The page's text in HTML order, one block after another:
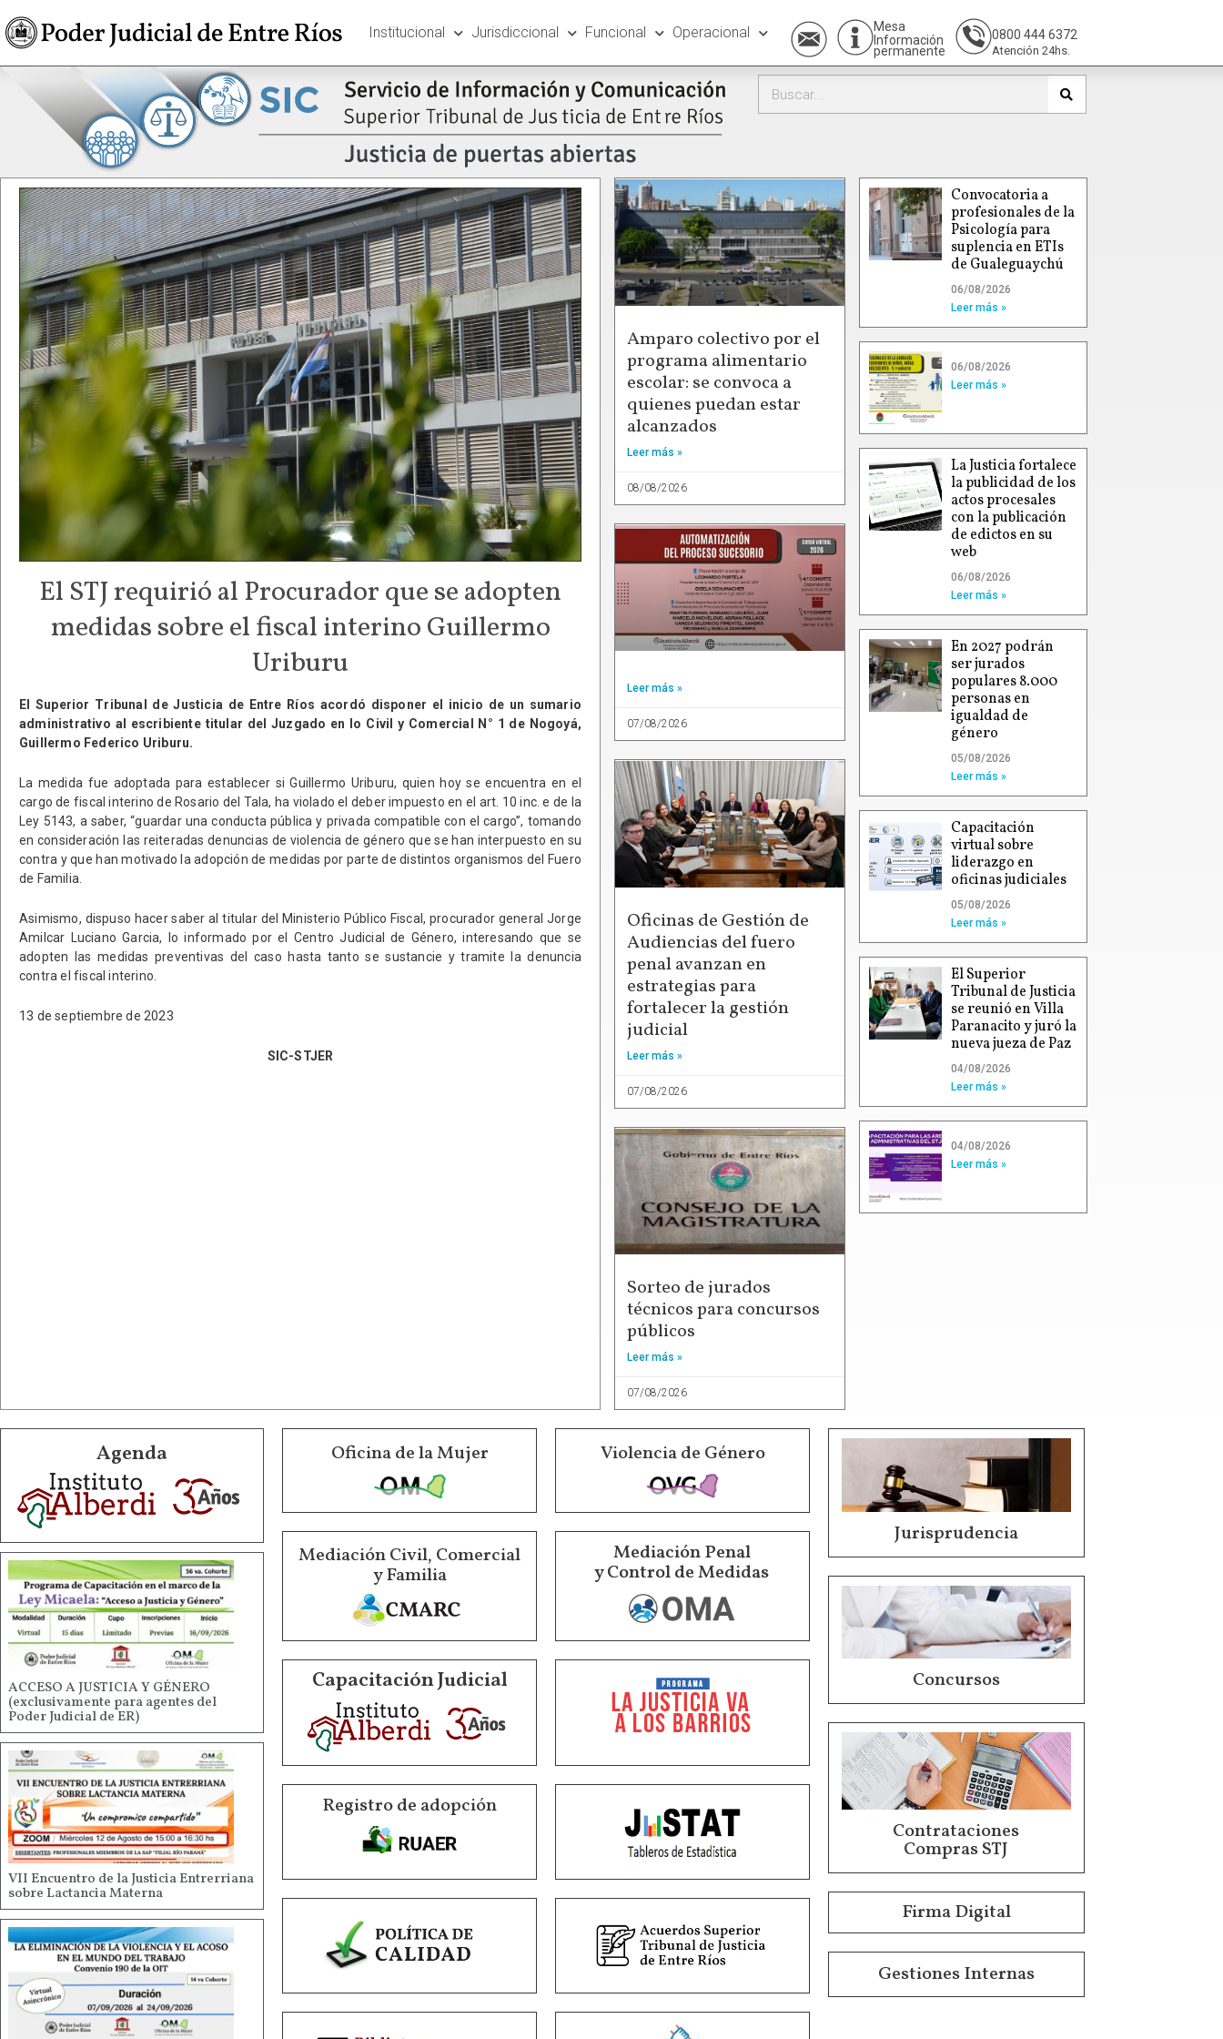
Institucional Jurisdiccional Funcional Operacional
Mesa
Información
permanente
0800 444 6372
Atención 24hs.
El STJ requirió al Procurador que se adopten
medidas sobre el fiscal interino Guillermo
Uriburu
El Superior Tribunal de Justicia de Entre Ríos acordó disponer el inicio de un sumario
administrativo al escribiente titular del Juzgado en lo Civil y Comercial N° 1 de Nogoyá,
Guillermo Federico Uriburu.
La medida fue adoptada para establecer si Guillermo Uriburu, quien hoy se encuentra en el
cargo de fiscal interino de Rosario del Tala, ha violado el deber impuesto en el art. 10 inc. e de la
Ley 5143, a saber, “guardar una conducta pública y privada compatible con el cargo”, tomando
en consideración las reiteradas denuncias de violencia de género que se han interpuesto en su
contra y que han motivado la adopción de medidas por parte de distintos organismos del Fuero
de Familia.
Asimismo, dispuso hacer saber al titular del Ministerio Público Fiscal, procurador general Jorge
Amilcar Luciano Garcia, lo informado por el Centro Judicial de Género, interesando que se
adopten las medidas preventivas del caso hasta tanto se sustancie y tramite la denuncia
contra el fiscal interino.
13 de septiembre de 2023
SIC-STJER
Amparo colectivo por el
programa alimentario
escolar: se convoca a
quienes puedan estar
alcanzados
Leer más »
08/08/2026
Leer más »
07/08/2026
Oficinas de Gestión de
Audiencias del fuero
penal avanzan en
estrategias para
fortalecer la gestión
judicial
Leer más »
07/08/2026
Sorteo de jurados
técnicos para concursos
públicos
Leer más »
07/08/2026
Convocatoria a
profesionales de la
Psicología para
suplencia en ETIs
de Gualeguaychú
06/08/2026
Leer más »
06/08/2026
Leer más »
La Justicia fortalece
la publicidad de los
actos procesales
con la publicación
de edictos en su
web
06/08/2026
Leer más »
En 2027 podrán
ser jurados
populares 8.000
personas en
igualdad de
género
05/08/2026
Leer más »
Capacitación
virtual sobre
liderazgo en
oficinas judiciales
05/08/2026
Leer más »
El Superior
Tribunal de Justicia
se reunió en Villa
Paranacito y juró la
nueva jueza de Paz
04/08/2026
Leer más »
04/08/2026
Leer más »
Agenda
ACCESO A JUSTICIA Y GÉNERO
(exclusivamente para agentes del
Poder Judicial de ER)
VII Encuentro de la Justicia Entrerriana
sobre Lactancia Materna
Oficina de la Mujer Violencia de Género
Mediación Civil, Comercial
y Familia
Mediación Penal
y Control de Medidas
Capacitación Judicial
Registro de adopción
Jurisprudencia
Concursos
Contrataciones
Compras STJ
Firma Digital
Gestiones Internas